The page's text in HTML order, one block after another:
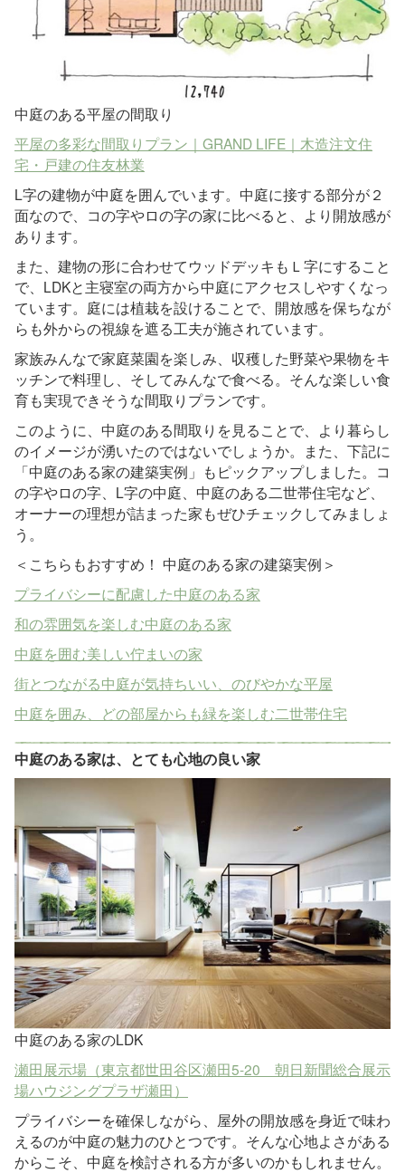
中庭のある平屋の間取り
平屋の多彩な間取りプラン｜GRAND LIFE｜木造注文住
宅・戸建の住友林業
L字の建物が中庭を囲んでいます。中庭に接する部分が２
面なので、コの字やロの字の家に比べると、より開放感が
あります。
また、建物の形に合わせてウッドデッキもＬ字にすること
で、LDKと主寝室の両方から中庭にアクセスしやすくなっ
ています。庭には植栽を設けることで、開放感を保ちなが
らも外からの視線を遮る工夫が施されています。
家族みんなで家庭菜園を楽しみ、収穫した野菜や果物をキ
ッチンで料理し、そしてみんなで食べる。そんな楽しい食
育も実現できそうな間取りプランです。
このように、中庭のある間取りを見ることで、より暮らし
のイメージが湧いたのではないでしょうか。また、下記に
「中庭のある家の建築実例」もピックアップしました。コ
の字やロの字、L字の中庭、中庭のある二世帯住宅など、
オーナーの理想が詰まった家もぜひチェックしてみましょ
う。
＜こちらもおすすめ！ 中庭のある家の建築実例＞
プライバシーに配慮した中庭のある家
和の雰囲気を楽しむ中庭のある家
中庭を囲む美しい佇まいの家
街とつながる中庭が気持ちいい、のびやかな平屋
中庭を囲み、どの部屋からも緑を楽しむ二世帯住宅
中庭のある家は、とても心地の良い家
中庭のある家のLDK
瀬田展示場（東京都世田谷区瀬田5-20 朝日新聞総合展示
場ハウジングプラザ瀬田）
プライバシーを確保しながら、屋外の開放感を身近で味わ
えるのが中庭の魅力のひとつです。そんな心地よさがある
からこそ、中庭を検討される方が多いのかもしれません。